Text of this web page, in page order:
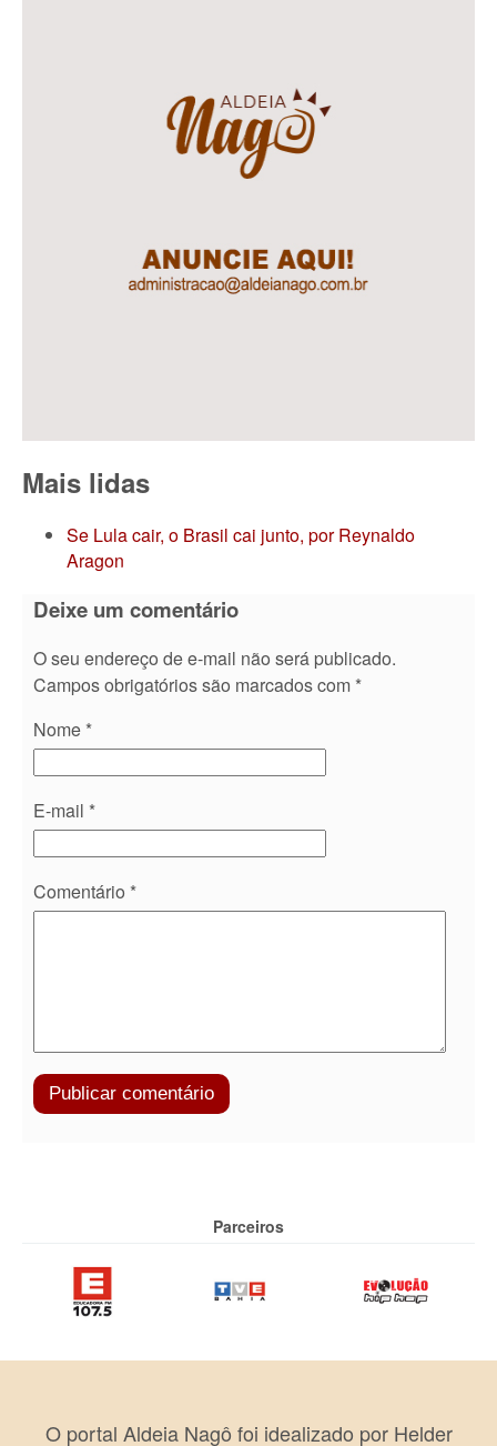
Mais lidas
Se Lula cair, o Brasil cai junto, por Reynaldo
Aragon
Deixe um comentário
O seu endereço de e-mail não será publicado.
Campos obrigatórios são marcados com *
Nome *
E-mail *
Comentário *
Parceiros
O portal Aldeia Nagô foi idealizado por Helder